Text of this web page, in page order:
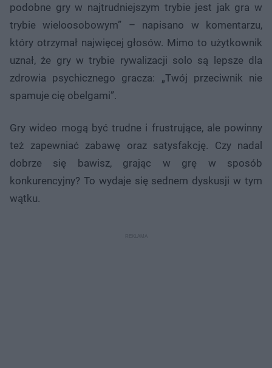
podobne gry w najtrudniejszym trybie jest jak gra w
trybie wieloosobowym” – napisano w komentarzu,
który otrzymał najwięcej głosów. Mimo to użytkownik
uznał, że gry w trybie rywalizacji solo są lepsze dla
zdrowia psychicznego gracza: „Twój przeciwnik nie
spamuje cię obelgami”.
Gry wideo mogą być trudne i frustrujące, ale powinny
też zapewniać zabawę oraz satysfakcję. Czy nadal
dobrze się bawisz, grając w grę w sposób
konkurencyjny? To wydaje się sednem dyskusji w tym
wątku.